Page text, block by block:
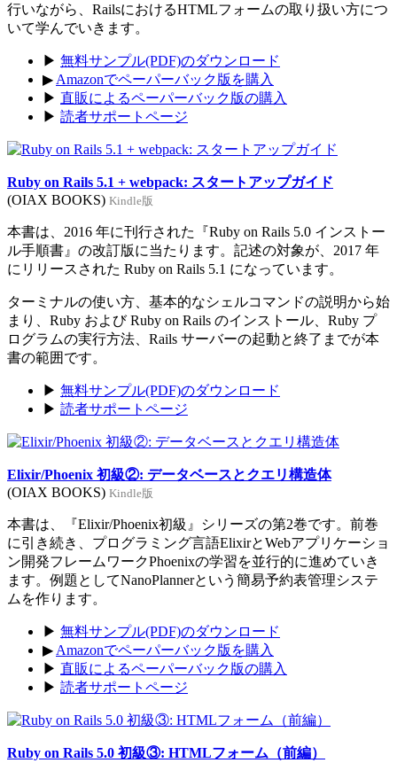
行いながら、RailsにおけるHTMLフォームの取り扱い方につ
いて学んでいきます。
▶ 無料サンプル(PDF)のダウンロード
▶ Amazonでペーパーバック版を購入
▶ 直販によるペーパーバック版の購入
▶ 読者サポートページ
Ruby on Rails 5.1 + webpack: スタートアップガイド
(OIAX BOOKS) Kindle版
本書は、2016 年に刊行された『Ruby on Rails 5.0 インストー
ル手順書』の改訂版に当たります。記述の対象が、2017 年
にリリースされた Ruby on Rails 5.1 になっています。
ターミナルの使い方、基本的なシェルコマンドの説明から始
まり、Ruby および Ruby on Rails のインストール、Ruby プ
ログラムの実行方法、Rails サーバーの起動と終了までが本
書の範囲です。
▶ 無料サンプル(PDF)のダウンロード
▶ 読者サポートページ
Elixir/Phoenix 初級②: データベースとクエリ構造体
(OIAX BOOKS) Kindle版
本書は、『Elixir/Phoenix初級』シリーズの第2巻です。前巻
に引き続き、プログラミング言語ElixirとWebアプリケーショ
ン開発フレームワークPhoenixの学習を並行的に進めていき
ます。例題としてNanoPlannerという簡易予約表管理システ
ムを作ります。
▶ 無料サンプル(PDF)のダウンロード
▶ Amazonでペーパーバック版を購入
▶ 直販によるペーパーバック版の購入
▶ 読者サポートページ
Ruby on Rails 5.0 初級③: HTMLフォーム（前編）